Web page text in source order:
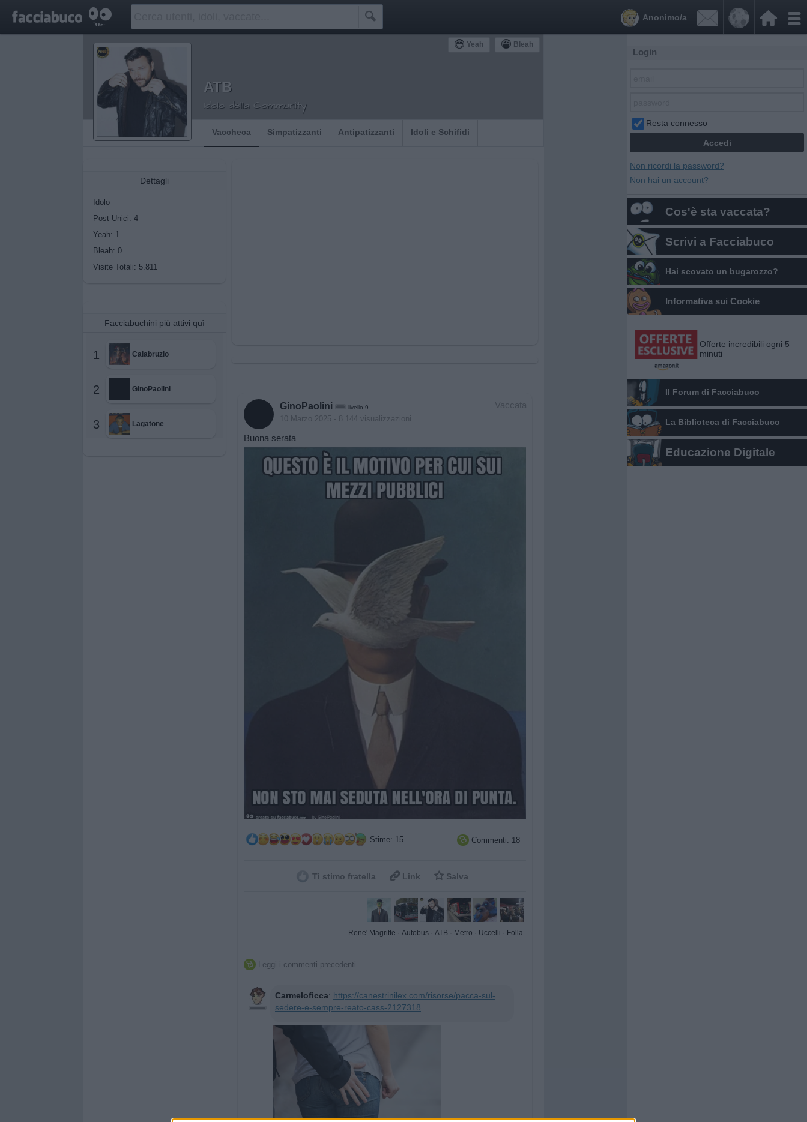
 

Anonimo/a
Yeah Bleah
ATB
Idolo della Community
Vaccheca Simpatizzanti Antipatizzanti Idoli e Schifidi
Dettagli
Idolo
Post Unici: 4
Yeah: 1
Bleah: 0
Visite Totali: 5.811
Facciabuchini più attivi quì
1 Calabruzio
2 GinoPaolini
3 Lagatone
Vaccata
GinoPaolini livello 9
10 Marzo 2025 - 8.144 visualizzazioni
Buona serata
Stime: 15  Commenti: 18
Ti stimo fratella  Link  Salva
Rene' Magritte · Autobus · ATB · Metro · Uccelli · Folla
 Leggi i commenti precedenti...
Carmeloficca: https://canestrinilex.com/risorse/pacca-sul-
sedere-e-sempre-reato-cass-2127318
Login
Resta connesso
Non ricordi la password?
Non hai un account?
Cos'è sta vaccata?
Scrivi a Facciabuco
Hai scovato un bugarozzo?
Informativa sui Cookie
Offerte incredibili ogni 5
minuti
Il Forum di Facciabuco
La Biblioteca di Facciabuco
Educazione Digitale